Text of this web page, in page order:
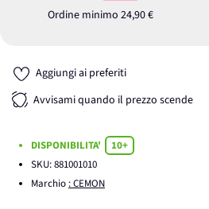
Ordine minimo 24,90 €
Aggiungi ai preferiti
Avvisami quando il prezzo scende
DISPONIBILITA'
10+
SKU:881001010
Marchio : CEMON